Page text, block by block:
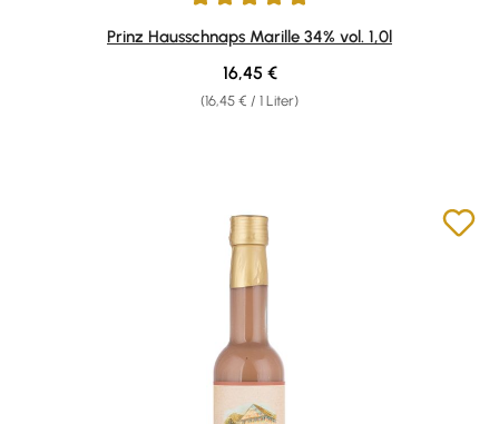
Durchschnittliche Bewertung von 4.92 von 5 Sternen
Prinz Hausschnaps Marille 34% vol. 1,0l
(16,45 € / 1 Liter)
Regulärer Preis:
16,45 €